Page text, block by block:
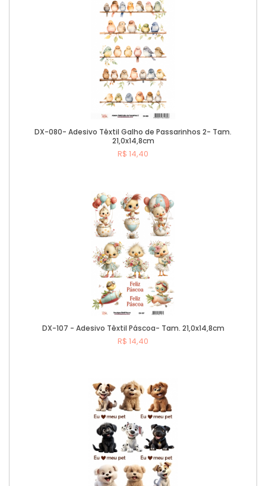
DX-080- Adesivo Têxtil Galho de Passarinhos 2- Tam.
21,0x14,8cm
R$ 14,40
DX-107 - Adesivo Têxtil Páscoa- Tam. 21,0x14,8cm
R$ 14,40